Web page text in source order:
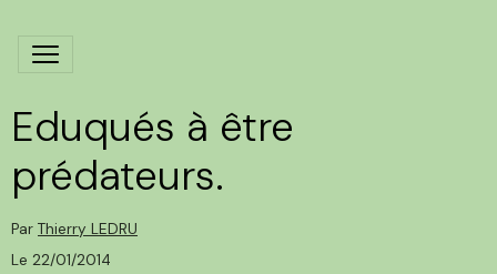
Eduqués à être
prédateurs.
Par Thierry LEDRU
Le 22/01/2014